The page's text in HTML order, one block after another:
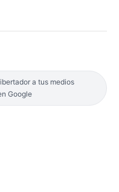
a tus medios
Google